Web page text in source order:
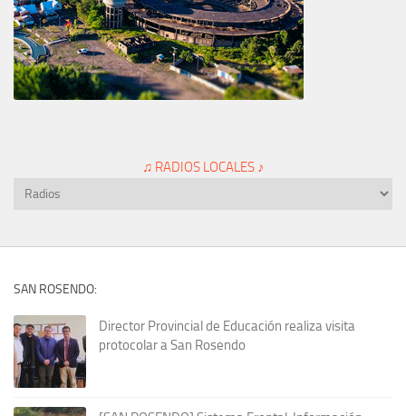
♫ RADIOS LOCALES ♪
SAN ROSENDO:
Director Provincial de Educación realiza visita
protocolar a San Rosendo